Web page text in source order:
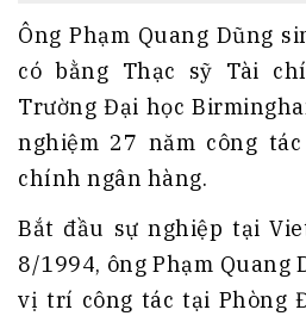
Ông Phạm Quang Dũng
có bằng Thạc sỹ Tài
Trường Đại học
nghiệm 27 năm công
chính ngân hàng.
Bắt đầu sự nghiệp tại
8/1994, ông Phạm
vị trí công tác tại Phòng